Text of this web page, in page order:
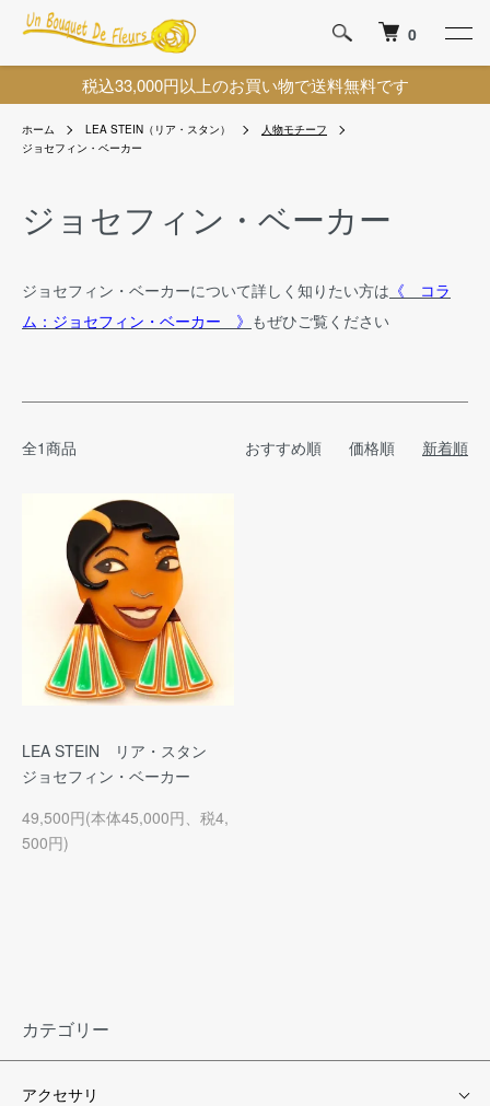
税込33,000円以上のお買い物で送料無料です
0
ホーム LEA STEIN（リア・スタン）
人物モチーフ
ジョセフィン・ベーカー
ジョセフィン・ベーカー
ジョセフィン・ベーカーについて詳しく知りたい方は 《 コラ
ム：ジョセフィン・ベーカー 》 もぜひご覧ください
全1商品 おすすめ順 価格順 新着順
LEA STEIN リア・スタン
ジョセフィン・ベーカー
49,500円(本体45,000円、税4,
500円)
カテゴリー
アクセサリ